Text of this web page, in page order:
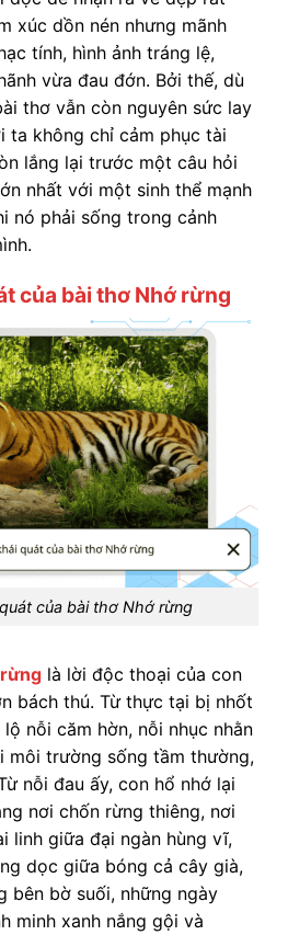
xúc dồn nén nhưng mãnh
tính, hình ảnh tráng lệ,
vừa đau đớn. Bởi thế, dù
thơ vẫn còn nguyên sức lay
ta không chỉ cảm phục tài
lắng lại trước một câu hỏi
nhất với một sinh thể mạnh
nó phải sống trong cảnh
của bài thơ Nhớ rừng
của bài thơ Nhớ rừng
là lời độc thoại của con
bách thú. Từ thực tại bị nhốt
nỗi căm hờn, nỗi nhục nhằn
môi trường sống tầm thường,
nỗi đau ấy, con hổ nhớ lại
nơi chốn rừng thiêng, nơi
linh giữa đại ngàn hùng vĩ,
dọc giữa bóng cả cây già,
bên bờ suối, những ngày
minh xanh nắng gội và